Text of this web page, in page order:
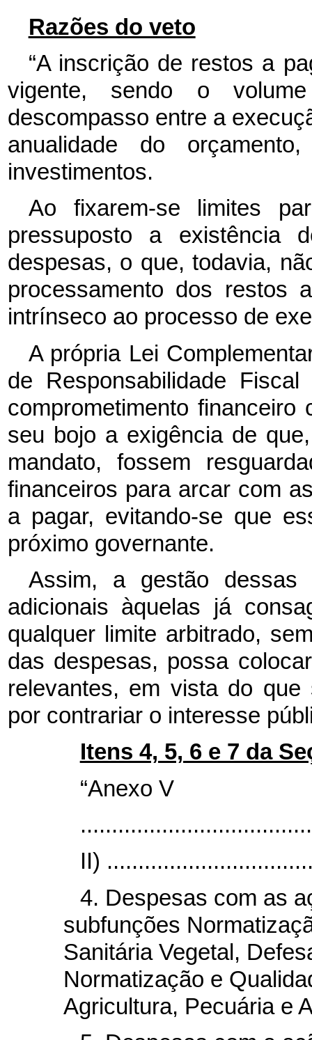
Razões do veto
“A inscrição de restos a
vigente, sendo o volume
descompasso entre a
anualidade do
investimentos.
Ao fixarem-se limites
pressuposto a existência
despesas, o que, todavia,
processamento dos restos
intrínseco ao processo de
A própria Lei
de Responsabilidade
comprometimento
seu bojo a exigência de
mandato, fossem
financeiros para arcar com
a pagar, evitando-se que
próximo governante.
Assim, a gestão dessas
adicionais àquelas já
qualquer limite arbitrado,
das despesas, possa
relevantes, em vista do
por contrariar o interesse
Itens 4, 5, 6 e 7 da
“Anexo V
II)
4. Despesas com as
subfunções
Sanitária Vegetal,
Normatização e
Agricultura, Pecuária e